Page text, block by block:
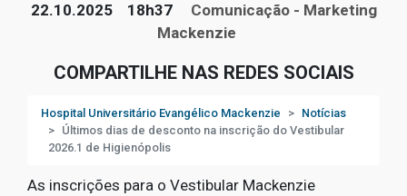
22.10.2025
18h37
Comunicação - Marketing
Mackenzie
COMPARTILHE NAS REDES SOCIAIS
Hospital Universitário Evangélico Mackenzie
Notícias
Últimos dias de desconto na inscrição do Vestibular
2026.1 de Higienópolis
As inscrições para o Vestibular Mackenzie